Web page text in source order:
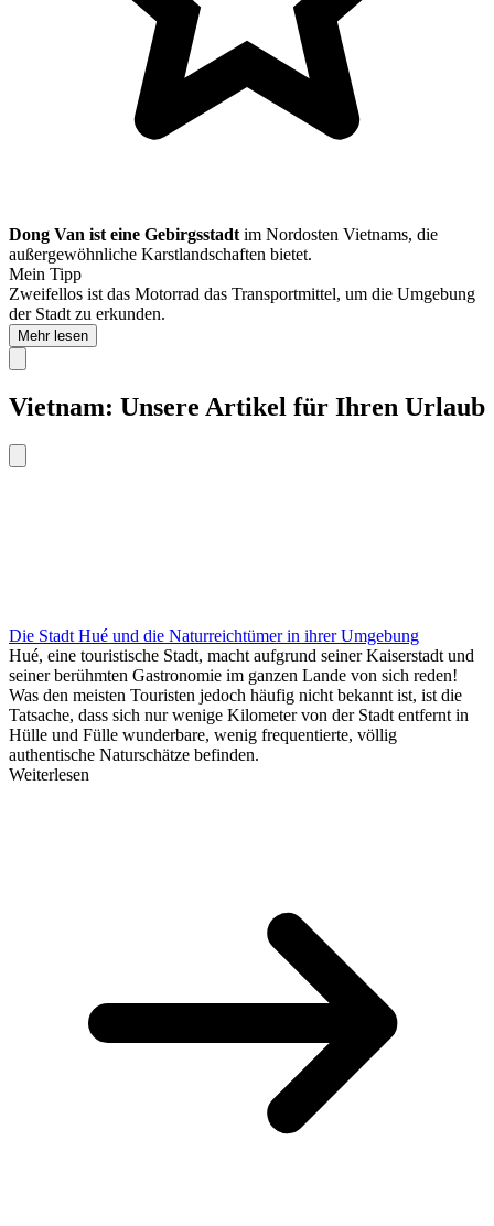
Dong Van ist eine Gebirgsstadt im Nordosten Vietnams, die
außergewöhnliche Karstlandschaften bietet.
Mein Tipp
Zweifellos ist das Motorrad das Transportmittel, um die Umgebung
der Stadt zu erkunden.
Mehr lesen
Vietnam: Unsere Artikel für Ihren Urlaub
Die Stadt Hué und die Naturreichtümer in ihrer Umgebung
Hué, eine touristische Stadt, macht aufgrund seiner Kaiserstadt und
seiner berühmten Gastronomie im ganzen Lande von sich reden!
Was den meisten Touristen jedoch häufig nicht bekannt ist, ist die
Tatsache, dass sich nur wenige Kilometer von der Stadt entfernt in
Hülle und Fülle wunderbare, wenig frequentierte, völlig
authentische Naturschätze befinden.
Weiterlesen